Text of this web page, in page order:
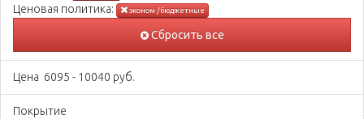
Ценовая политика: эконом / бюджетные
Сбросить все
Цена 6095 - 10040 руб.
Покрытиe